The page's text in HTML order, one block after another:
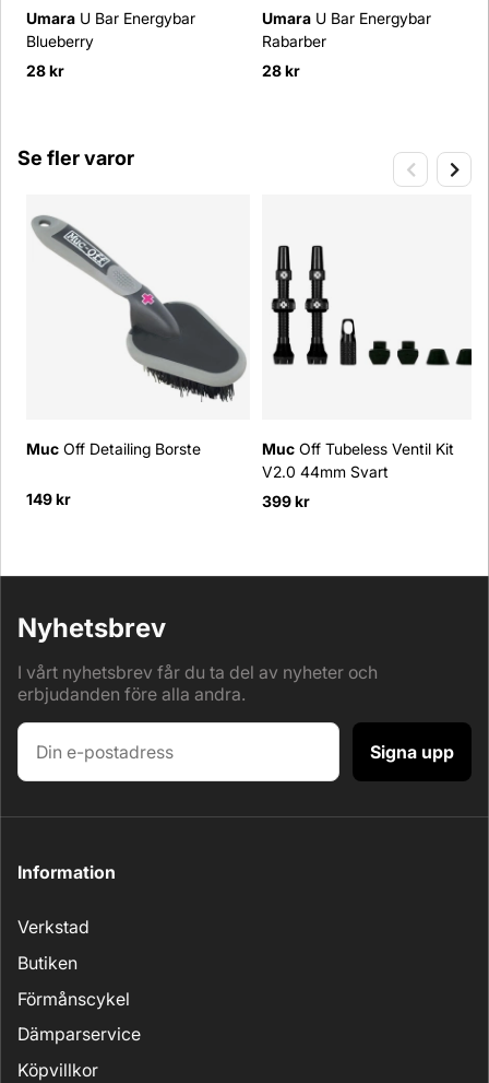
Umara U Bar Energybar
Blueberry
28 kr
Umara U Bar Energybar
Rabarber
28 kr
Se fler varor
Muc Off Detailing Borste
149 kr
Muc Off Tubeless Ventil Kit
V2.0 44mm Svart
399 kr
Nyhetsbrev
I vårt nyhetsbrev får du ta del av nyheter och
erbjudanden före alla andra.
Signa upp
Information
Verkstad
Butiken
Förmånscykel
Dämparservice
Köpvillkor